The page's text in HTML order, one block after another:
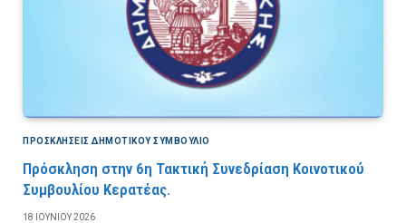
ΠΡΟΣΚΛΉΣΕΙΣ ΔΗΜΟΤΙΚΟΎ ΣΥΜΒΟΎΛΙΟ
Πρόσκληση στην 6η Τακτική Συνεδρίαση Κοινοτικού
Συμβουλίου Κερατέας.
18 ΙΟΥΝΊΟΥ 2026